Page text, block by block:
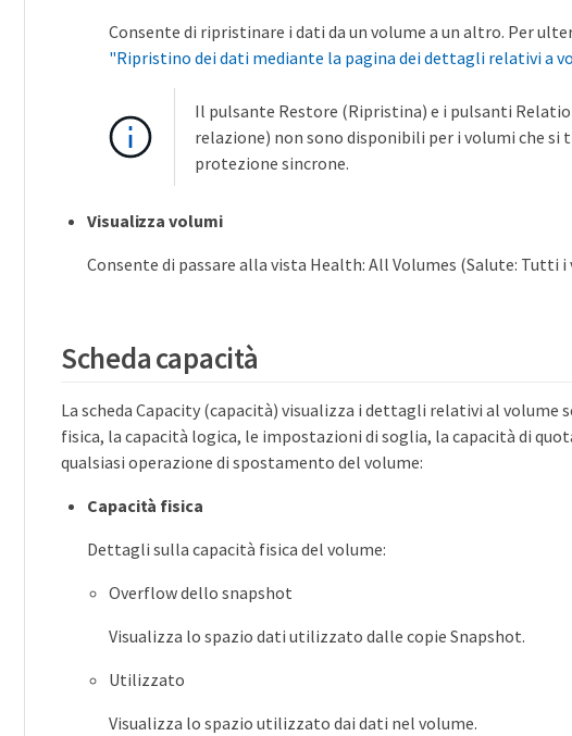
Consente di ripristinare i dati da un volume a un altro. Per
"Ripristino dei dati mediante la pagina dei dettagli relativi a
Il pulsante Restore (Ripristina) e i pulsanti
relazione) non sono disponibili per i volumi che si
protezione sincrone.
Visualizza volumi
Consente di passare alla vista Health: All Volumes (Salute: Tutti i
Scheda capacità
La scheda Capacity (capacità) visualizza i dettagli relativi al volume
fisica, la capacità logica, le impostazioni di soglia, la capacità di
qualsiasi operazione di spostamento del volume:
Capacità fisica
Dettagli sulla capacità fisica del volume:
Overflow dello snapshot
Visualizza lo spazio dati utilizzato dalle copie Snapshot.
Utilizzato
Visualizza lo spazio utilizzato dai dati nel volume.